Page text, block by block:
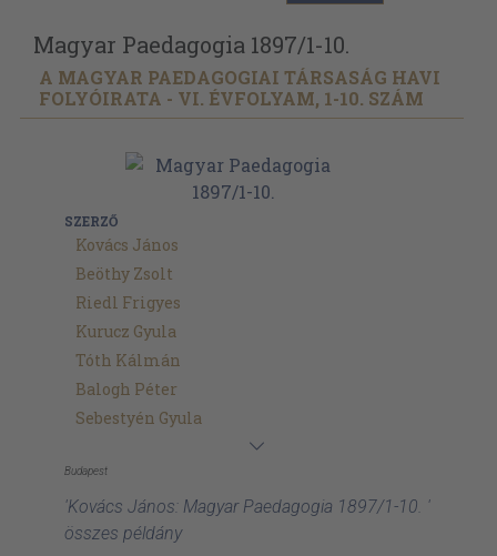
Magyar Paedagogia 1897/1-10.
A MAGYAR PAEDAGOGIAI TÁRSASÁG HAVI
FOLYÓIRATA - VI. ÉVFOLYAM, 1-10. SZÁM
SZERZŐ
Kovács János
Beöthy Zsolt
Riedl Frigyes
Kurucz Gyula
Tóth Kálmán
Balogh Péter
Sebestyén Gyula
Budapest
'Kovács János: Magyar Paedagogia 1897/1-10. '
összes példány